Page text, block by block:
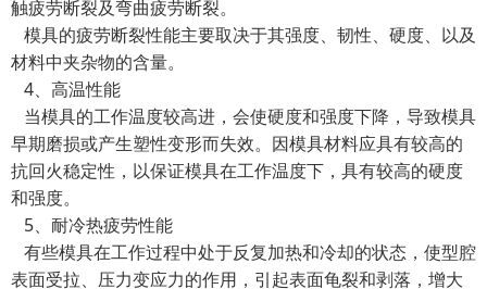
触疲劳断裂及弯曲疲劳断裂。
模具的疲劳断裂性能主要取决于其强度、韧性、硬度、以及
材料中夹杂物的含量。
4、高温性能
当模具的工作温度较高进，会使硬度和强度下降，导致模具
早期磨损或产生塑性变形而失效。因模具材料应具有较高的
抗回火稳定性，以保证模具在工作温度下，具有较高的硬度
和强度。
5、耐冷热疲劳性能
有些模具在工作过程中处于反复加热和冷却的状态，使型腔
表面受拉、压力变应力的作用，引起表面龟裂和剥落，增大